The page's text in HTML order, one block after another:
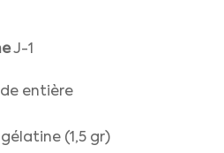
J-1
entière
(1,5 gr)